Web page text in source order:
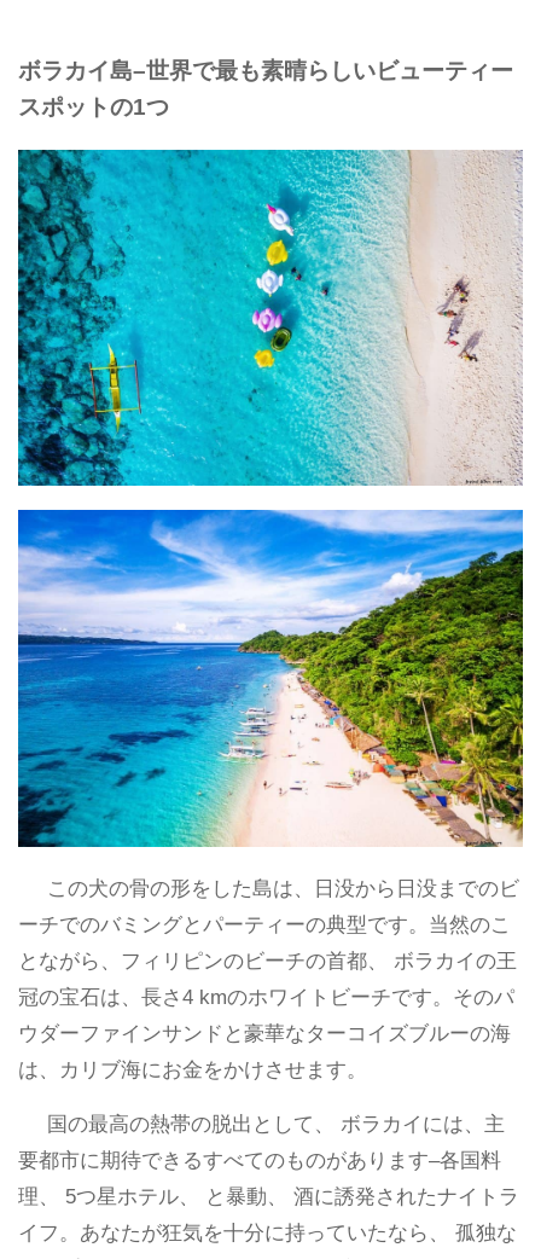
ボラカイ島–世界で最も素晴らしいビューティー
スポットの1つ
この犬の骨の形をした島は、日没から日没までのビ
ーチでのバミングとパーティーの典型です。当然のこ
とながら、フィリピンのビーチの首都、 ボラカイの王
冠の宝石は、長さ4 kmのホワイトビーチです。そのパ
ウダーファインサンドと豪華なターコイズブルーの海
は、カリブ海にお金をかけさせます。
国の最高の熱帯の脱出として、 ボラカイには、主
要都市に期待できるすべてのものがあります–各国料
理、 5つ星ホテル、 と暴動、 酒に誘発されたナイトラ
イフ。あなたが狂気を十分に持っていたなら、 孤独な